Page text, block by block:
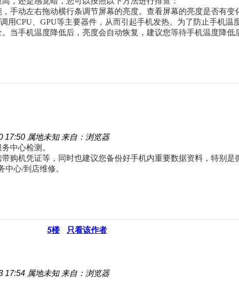
手动左右拖动横行条调节屏幕的亮度。查看屏幕的亮度是否有
用CPU、GPU等主要器件，从而引起手机发热。为了防止手机
当手机温度降低后，亮度会自动恢复，建议您等待手机温度降低
17:50 属地未知 来自：浏览器
中心检测。
购机凭证等，同时也建议您备份好手机内重要数据资料，特别
心/到店维修。
5楼 只看该作者
17:54 属地未知 来自：浏览器